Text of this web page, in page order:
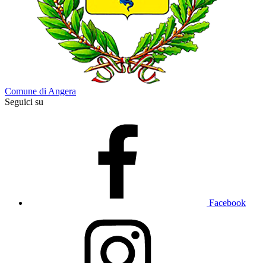
Comune di Angera
Seguici su
Facebook